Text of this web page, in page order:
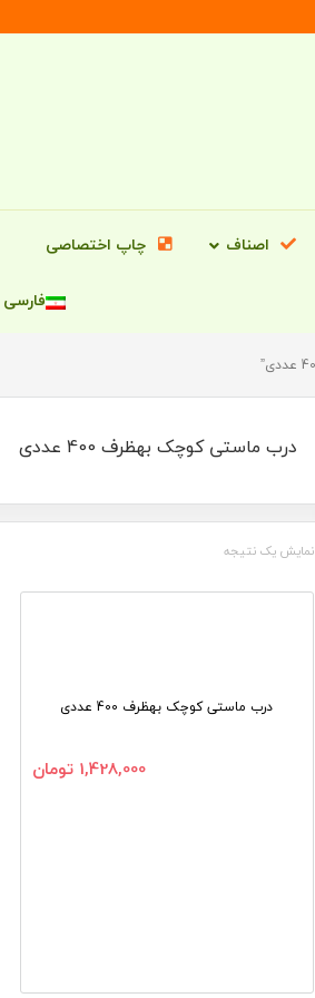
اصناف چاپ اختصاصی
فارسی
درب ماستی کوچک بهظرف 400 عددی
نمایش یک نتیجه
درب ماستی کوچک بهظرف 400 عددی
1,428,000 تومان